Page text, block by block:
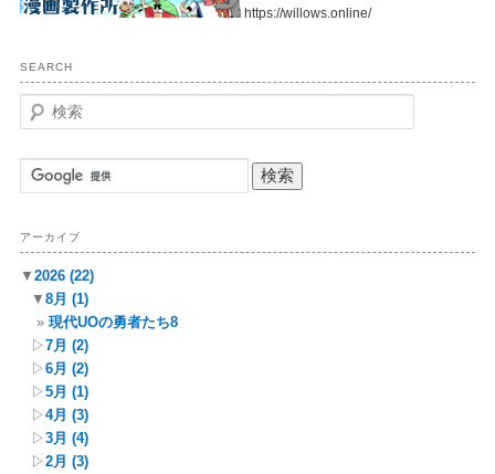
https://willows.online/
SEARCH
検
索
アーカイブ
▼ 2026 (22)
▼ 8月 (1)
現代UOの勇者たち8
▷7月 (2)
▷6月 (2)
▷5月 (1)
▷4月 (3)
▷3月 (4)
▷2月 (3)